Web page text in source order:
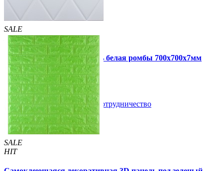
SALE
HIT
Самоклеющаяся 3D панель белая ромбы 700x700x7мм
109 грн/шт 160 грн /шт
Купить В закладки Сотрудничество
SALE
HIT